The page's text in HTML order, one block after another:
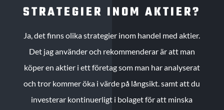
STRATEGIER INOM AKTIER?
Ja, det finns olika strategier inom handel med aktier.
Det jag använder och rekommenderar är att man
köper en aktier i ett företag som man har analyserat
och tror kommer öka i värde på långsikt. samt att du
investerar kontinuerligt i bolaget för att minska